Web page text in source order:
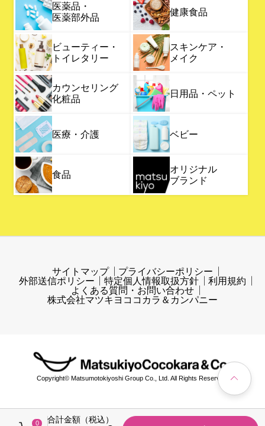
0 合計金額（税込）
医薬品・
医薬部外品
健康食品
ビューティー・
トイレタリー
スキンケア・
メイク
カウンセリング
化粧品
日用品・ペット
医療・介護 ベビー
食品
オリジナル
ブランド
サイトマップ
プライバシーポリシー
外部送信ポリシー
特定個人情報取扱方針
利用規約
よくある質問・お問い合わせ
株式会社マツキヨココカラ＆カンパニー
Copyright© Matsumotokiyoshi Group Co., Ltd. All Rights Reserved.